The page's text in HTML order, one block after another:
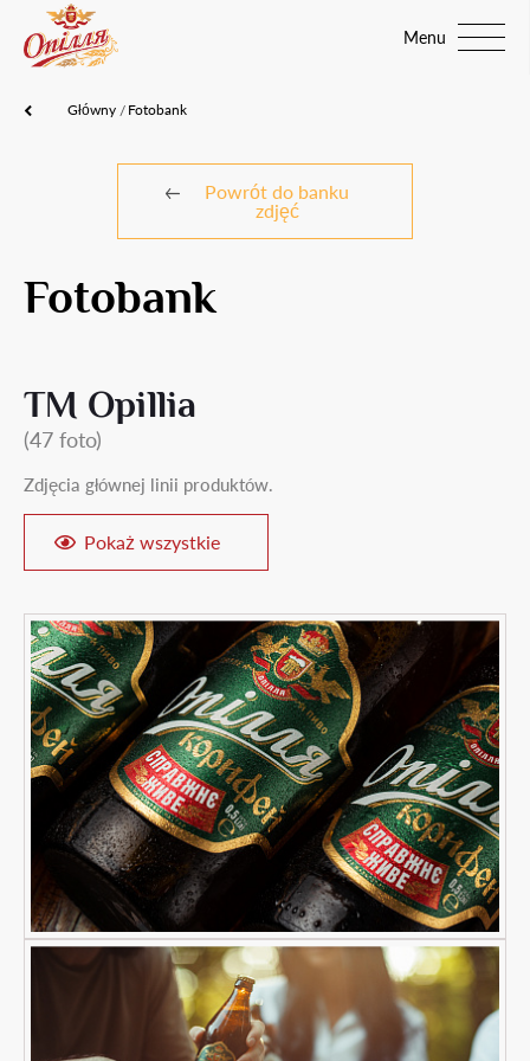
Menu
Główny Fotobank
Powrót do banku
zdjęć
Fotobank
TM Opillia
(47 foto)
Zdjęcia głównej linii produktów.
Pokaż wszystkie